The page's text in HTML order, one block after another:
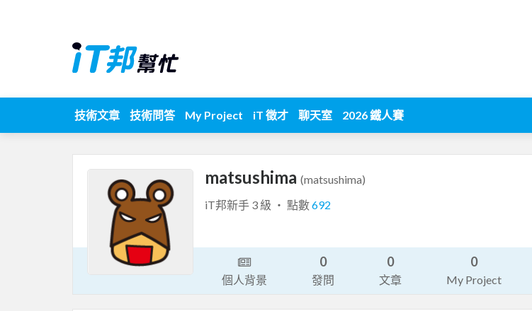
技術文章 技術問答 My Project iT 徵才 聊天室 2026 鐵人賽
matsushima (matsushima)
iT邦新手 3 級 ‧ 點數692
個人背景
0
發問
0
文章
0
My Project